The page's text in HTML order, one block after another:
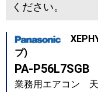
ください。
XEPHY
プ)
PA-P56L7SGB
業務用エアコン